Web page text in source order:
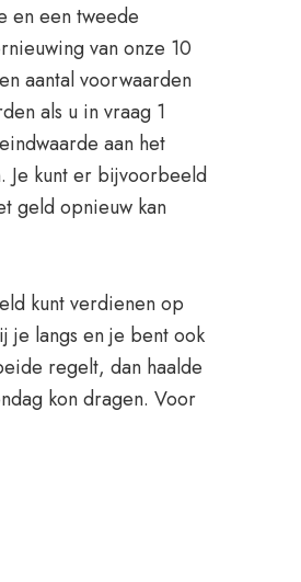
en een tweede
van onze 10
aantal voorwaarden
als u in vraag 1
aan het
Je kunt er bijvoorbeeld
geld opnieuw kan
kunt verdienen op
je langs en je bent ook
regelt, dan haalde
kon dragen. Voor